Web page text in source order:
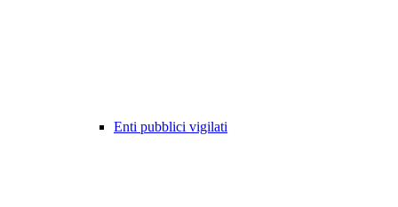
Enti pubblici vigilati